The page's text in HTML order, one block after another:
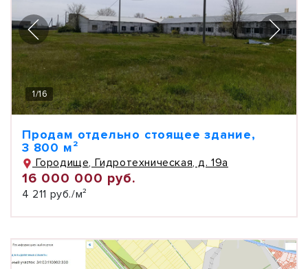
1/16
Продам отдельно стоящее здание,
3 800 м²
Городище, Гидротехническая, д. 19а
16 000 000 руб.
4 211 руб./м²